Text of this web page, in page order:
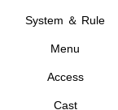
System ＆ Rule
Menu
Access
Cast